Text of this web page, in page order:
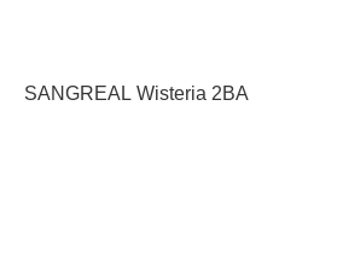
SANGREAL Wisteria 2BA